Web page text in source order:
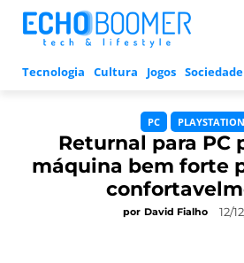
Tecnologia Cultura Jogos Sociedade
PC PLAYSTATION
Returnal para PC
máquina bem forte
por David Fialho 12/